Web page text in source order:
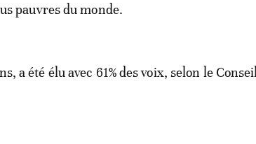
pauvres du monde.
a été élu avec 61% des voix, selon le Conseil